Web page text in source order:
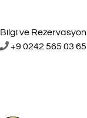
Bilgi ve Rezervasyon
+9 0242 565 03 65